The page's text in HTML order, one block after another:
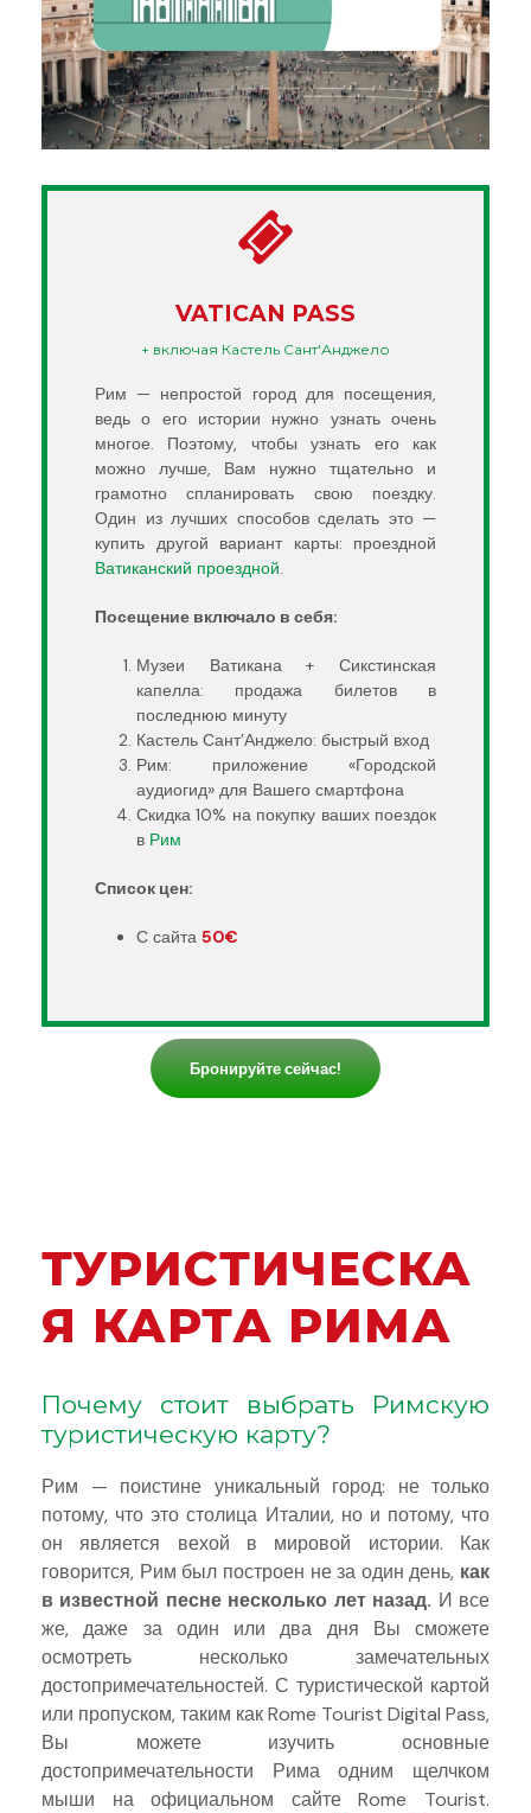
VATICAN PASS
+ включая Кастель Сант'Анджело
Рим — непростой город для посещения,
ведь о его истории нужно узнать очень
многое. Поэтому, чтобы узнать его как
можно лучше, Вам нужно тщательно и
грамотно спланировать свою поездку.
Один из лучших способов сделать это —
купить другой вариант карты: проездной
Ватиканский проездной
Посещение включало в себя:
Музеи Ватикана + Сикстинская
капелла: продажа билетов в
последнюю минуту
Кастель Сант’Анджело: быстрый вход
Рим: приложение «Городской
аудиогид» для Вашего смартфона
Скидка 10% на покупку ваших поездок
в Рим
Список цен:
С сайта 50€
Бронируйте сейчас!
ТУРИСТИЧЕСКА
Я КАРТА РИМА
Почему стоит выбрать Римскую
туристическую карту?
Рим — поистине уникальный город: не только
потому, что это столица Италии, но и потому, что
он является вехой в мировой истории. Как
говорится, Рим был построен не за один день, как
в известной песне несколько лет назад. И все
же, даже за один или два дня Вы сможете
осмотреть несколько замечательных
достопримечательностей. С туристической картой
или пропуском, таким как Rome Tourist Digital Pass,
Вы можете изучить основные
достопримечательности Рима одним щелчком
мыши на официальном сайте Rome Tourist.